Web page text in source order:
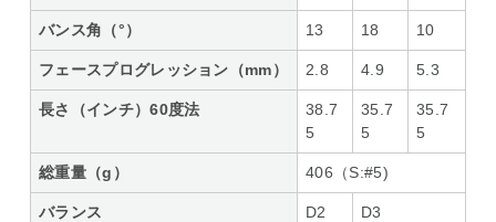
バンス角（°） 13 18 10
フェースプログレッション（mm） 2.8 4.9 5.3
長さ（インチ）60度法
38.7
5
35.7
5
35.7
5
総重量（g） 406（S:#5)
バランス D2 D3